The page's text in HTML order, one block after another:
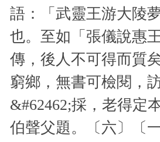
語：「武靈王游大陵
也。至如「張儀說惠
傳，後人不可得而質
窮鄉，無書可檢閱，
&#62462;採，老得定
伯聲父題。〔六〕〔